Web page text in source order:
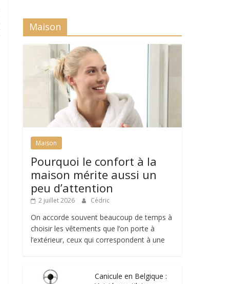
Maison
Maison
Pourquoi le confort à la
maison mérite aussi un
peu d’attention
2 juillet 2026 Cédric
On accorde souvent beaucoup de temps à
choisir les vêtements que l’on porte à
l’extérieur, ceux qui correspondent à une
Canicule en Belgique :